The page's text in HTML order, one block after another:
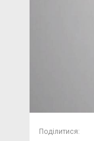
Поділитися: